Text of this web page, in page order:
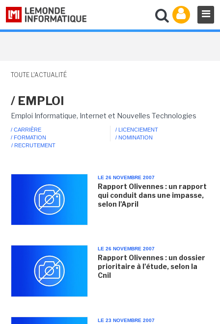
TOUTE L'ACTUALITÉ
/ EMPLOI
Emploi Informatique, Internet et Nouvelles Technologies
/ CARRIÈRE
/ FORMATION
/ LICENCIEMENT
/ NOMINATION
/ RECRUTEMENT
LE 26 NOVEMBRE 2007
Rapport Olivennes : un rapport
qui conduit dans une impasse,
selon l'April
LE 26 NOVEMBRE 2007
Rapport Olivennes : un dossier
prioritaire à l'étude, selon la
Cnil
LE 23 NOVEMBRE 2007